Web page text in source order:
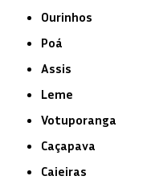
Ourinhos
Poá
Assis
Leme
Votuporanga
Caçapava
Caieiras